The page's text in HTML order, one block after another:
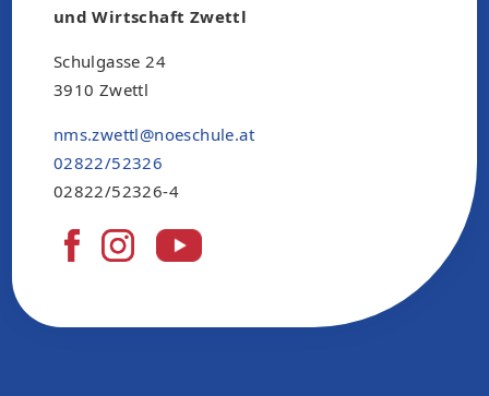
und Wirtschaft Zwettl
Schulgasse 24
3910 Zwettl
nms.zwettl@noeschule.at
02822/52326
02822/52326-4